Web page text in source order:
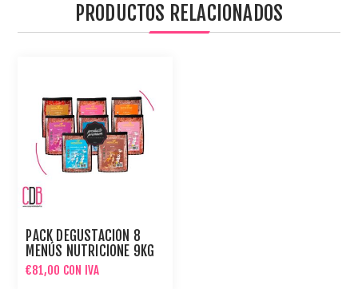
PRODUCTOS RELACIONADOS
PACK DEGUSTACIÓN 8
MENÚS NUTRICIONE 9KG
PARA PERROS
€81,00 CON IVA